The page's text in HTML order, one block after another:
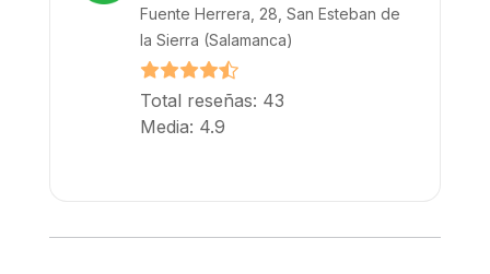
Fuente Herrera, 28, San Esteban de
la Sierra (Salamanca)
Total reseñas: 43
Media: 4.9